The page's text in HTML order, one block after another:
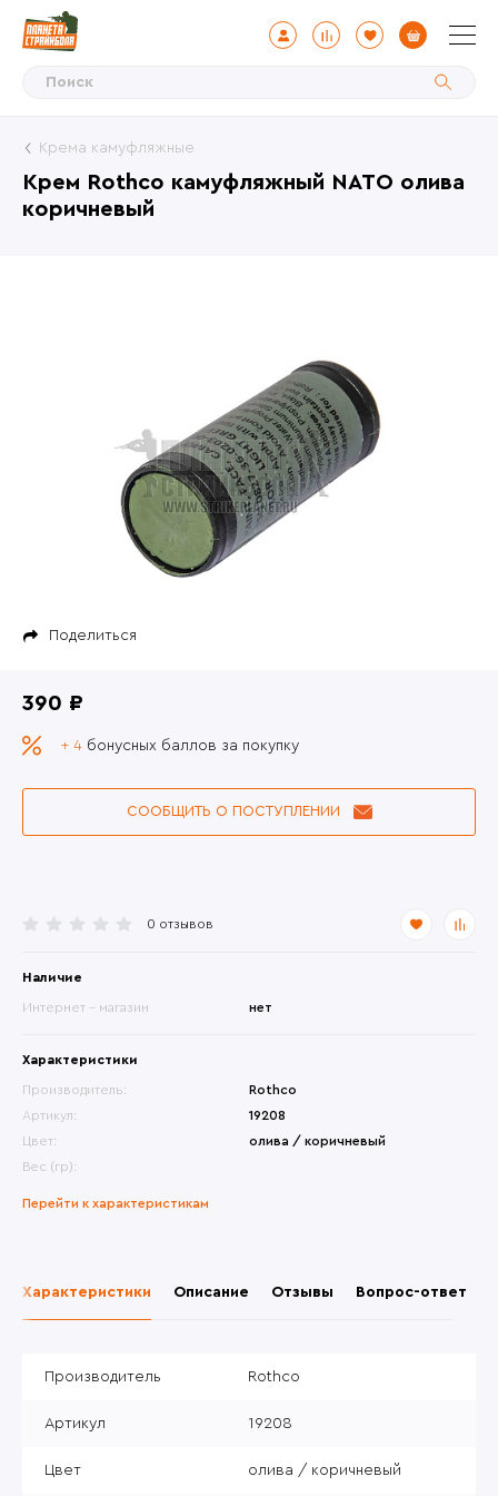
Крем Rothco камуфляжный NATO олива
коричневый
Крема камуфляжные
Поделиться
0 отзывов
Наличие
Интернет - магазин нет
Характеристики
Производитель:
Rothco
Артикул:
19208
Цвет:
олива / коричневый
Вес (гр):
Перейти к характеристикам
390 ₽
+ 4 бонусных баллов за покупку
СООБЩИТЬ О ПОСТУПЛЕНИИ
Характеристики Описание Отзывы Вопрос-ответ
Производитель Rothco
Артикул 19208
Цвет олива / коричневый